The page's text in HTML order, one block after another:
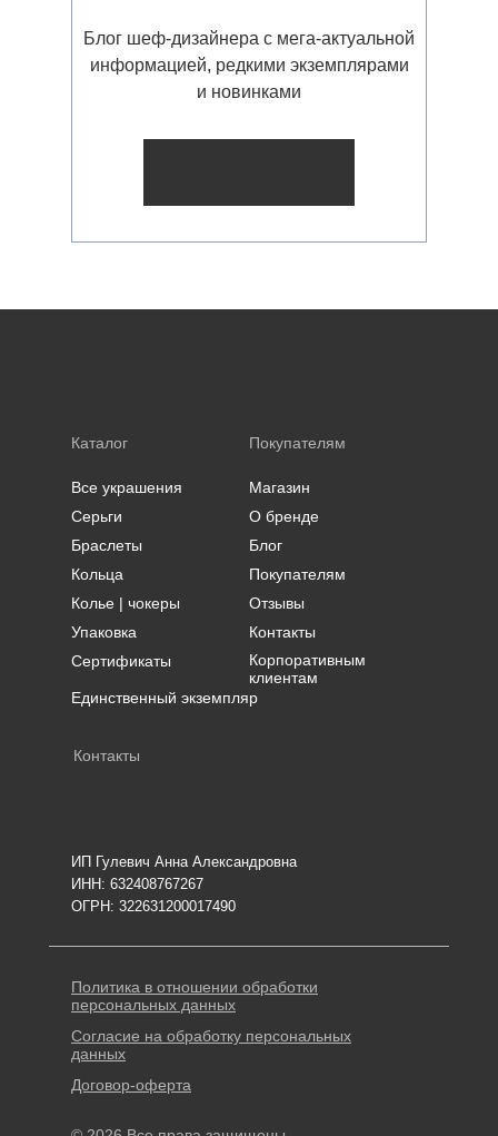
Блог шеф-дизайнера с мега-актуальной
информацией, редкими экземплярами
и новинками
Договор-оферта
Согласие на обработку персональных
данных
Политика в отношении обработки
персональных данных
Каталог
Все украшения
Покупателям
Серьги
Браслеты
Кольца
Колье | чокеры
Упаковка
Сертификаты
Единственный экземпляр
Магазин
О бренде
Блог
Покупателям
Отзывы
Контакты
Корпоративным
клиентам
ИП Гулевич Анна Александровна
ИНН: 632408767267
ОГРН: 322631200017490
Контакты